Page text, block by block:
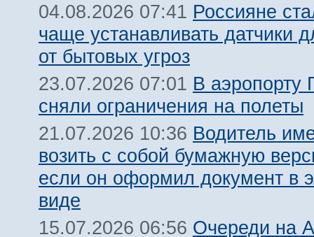
04.08.2026 07:41 Россияне
чаще устанавливать датчики
от бытовых угроз
23.07.2026 07:01 В аэропорту
сняли ограничения на полеты
21.07.2026 10:36 Водитель
возить с собой бумажную
если он оформил документ в
виде
15.07.2026 06:56 Очереди на